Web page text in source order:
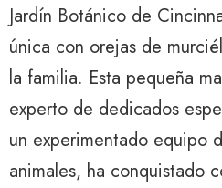
Jardín Botánico de
única con orejas de
la familia. Esta pequeña
experto de dedicados
un experimentado equipo
animales, ha conquistado